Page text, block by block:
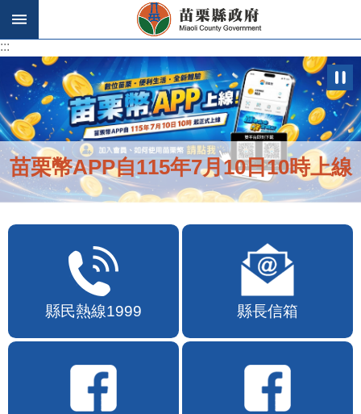
跳到主要內容區塊
:::
苗栗幣APP自115年7月10日10時上線
縣民熱線1999 縣長信箱